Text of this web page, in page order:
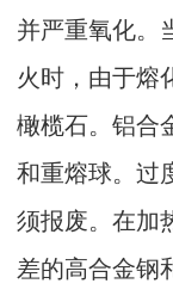
并严重氧化。
火时，由于熔
橄榄石。铝合
和重熔球。过
须报废。在加
差的高合金钢